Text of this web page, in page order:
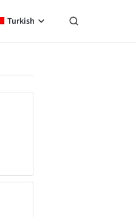
Turkish